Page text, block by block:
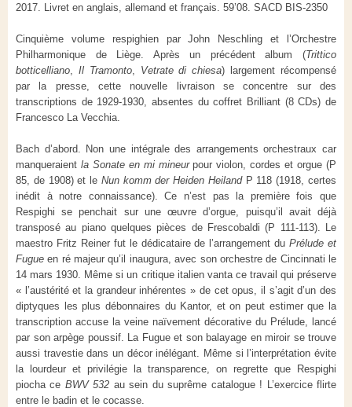
2017. Livret en anglais, allemand et français. 59’08. SACD BIS-2350
Cinquième volume respighien par John Neschling et l’Orchestre
Philharmonique de Liège. Après un précédent album (Trittico
botticelliano
Il Tramonto, Vetrate di chiesa) largement récompensé
par la presse, cette nouvelle livraison se concentre sur des
transcriptions de 1929-1930, absentes du coffret Brilliant (8 CDs) de
Francesco La Vecchia.
Bach d’abord. Non une intégrale des arrangements orchestraux car
manqueraient la Sonate en mi mineurpour violon, cordes et orgue (P
85, de 1908) et le Nun komm der Heiden Heiland P 118 (1918, certes
inédit à notre connaissance). Ce n’est pas la première fois que
Respighi se penchait sur une œuvre d’orgue, puisqu’il avait déjà
transposé au piano quelques pièces de Frescobaldi (P 111-113). Le
maestro Fritz Reiner fut le dédicataire de l’arrangement duPrélude et
Fugue en ré majeur qu’il inaugura, avec son orchestre de Cincinnati le
14 mars 1930. Même si un critique italien vanta ce travail qui préserve
« l’austérité et la grandeur inhérentes » de cet opus, il s’agit d’un des
diptyques les plus débonnaires du Kantor, et on peut estimer que la
transcription accuse la veine naïvement décorative du Prélude, lancé
par son arpège poussif. La Fugue et son balayage en miroir se trouve
aussi travestie dans un décor inélégant. Même si l’interprétation évite
la lourdeur et privilégie la transparence, on regrette que Respighi
piocha ce BWV 532 au sein du suprême catalogue ! L’exercice flirte
entre le badin et le cocasse.